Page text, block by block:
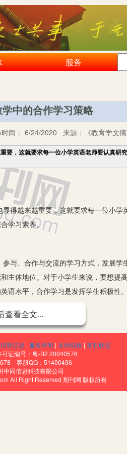
服务
中的合作学习策略
间： 6/24/2020 来源： 《教育学文
要，这就要求每一位小学英语老师要认真研
越来越重要，这就要求每一位小学
学习素养。
、合作与交流的学习方式，发展学
主体地位。对于小学生来说，要想提
水平，合作学习是发挥学生积极性
间的合作。对于生生合作来说，良
习、相互弥补，起到共同提高进步、
让他们形成学习互助共进的团队，通
水平意义也非常重要，在英语教学活
查看全文...
招聘信息 | 服务声明 | 友情链接 | 期刊联盟
证编号：粤-B2 20040576
客服QQ：51400436
中同信息科技有限公司
All Right Reserved 期刊网 版权所有